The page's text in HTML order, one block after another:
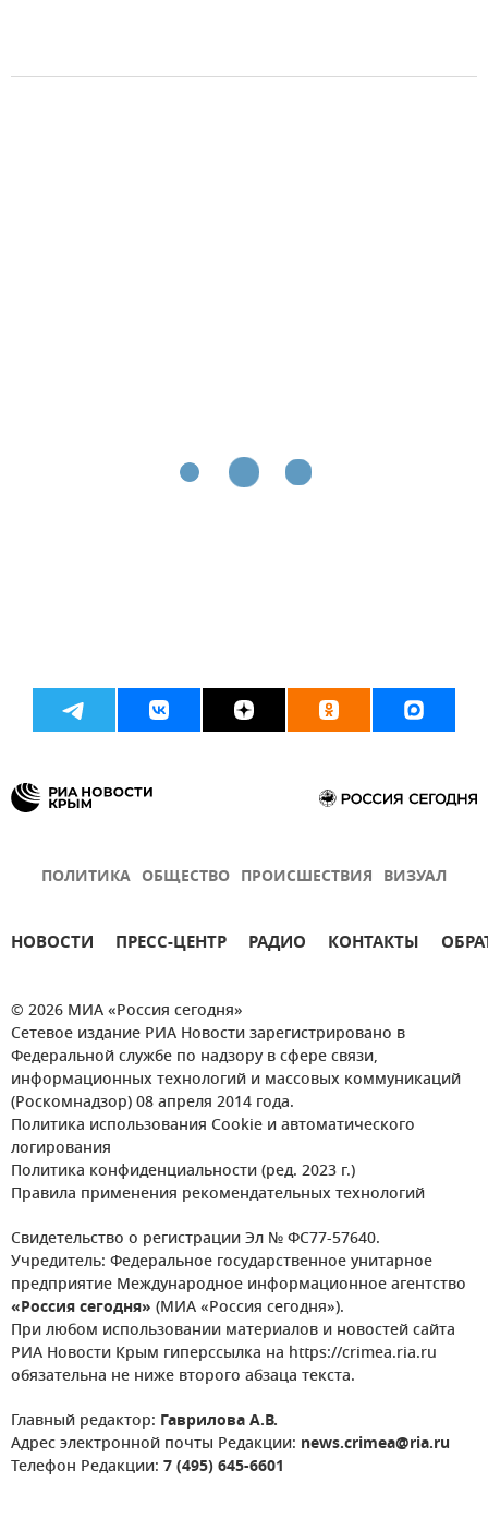
ПОЛИТИКА ОБЩЕСТВО ПРОИСШЕСТВИЯ ВИЗУАЛ
НОВОСТИ ПРЕСС-ЦЕНТР РАДИО КОНТАКТЫ
© 2026 МИА «Россия сегодня»
Сетевое издание РИА Новости зарегистрировано в
Федеральной службе по надзору в сфере связи,
информационных технологий и массовых коммуникаций
(Роскомнадзор) 08 апреля 2014 года.
Политика использования Cookie и автоматического
логирования
Политика конфиденциальности (ред. 2023 г.)
Правила применения рекомендательных технологий
Свидетельство о регистрации Эл № ФС77-57640.
Учредитель: Федеральное государственное унитарное
предприятие Международное информационное агентство
«Россия сегодня» (МИА «Россия сегодня»).
При любом использовании материалов и новостей сайта
РИА Новости Крым гиперссылка на https://crimea.ria.ru
обязательна не ниже второго абзаца текста.
Главный редактор: Гаврилова А.В.
Адрес электронной почты Редакции: news.crimea@ria.ru
Телефон Редакции: 7 (495) 645-6601